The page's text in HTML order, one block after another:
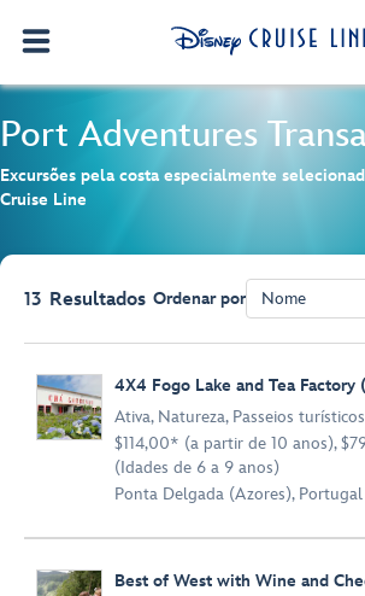
Port Adventures
Excursões pela costa especialmente
Cruise Line
13 Resultados Ordenar por
4X4 Fogo Lake and Tea Factory
Ativa, Natureza, Passeios turísticos
$114,00* (a partir de 10 anos),
(Idades de 6 a 9 anos)
Ponta Delgada (Azores), Portugal
Best of West with Wine and